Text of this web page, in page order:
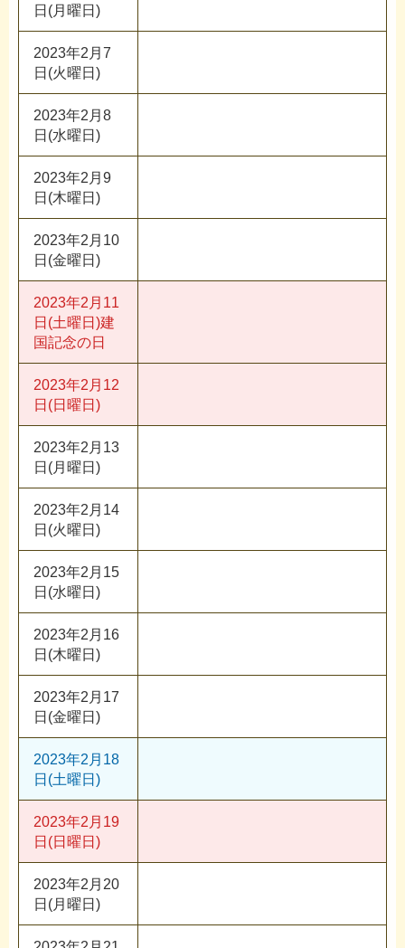
日(月曜日)
2023年2月7
日(火曜日)
2023年2月8
日(水曜日)
2023年2月9
日(木曜日)
2023年2月10
日(金曜日)
2023年2月11
日(土曜日)建
国記念の日
2023年2月12
日(日曜日)
2023年2月13
日(月曜日)
2023年2月14
日(火曜日)
2023年2月15
日(水曜日)
2023年2月16
日(木曜日)
2023年2月17
日(金曜日)
2023年2月18
日(土曜日)
2023年2月19
日(日曜日)
2023年2月20
日(月曜日)